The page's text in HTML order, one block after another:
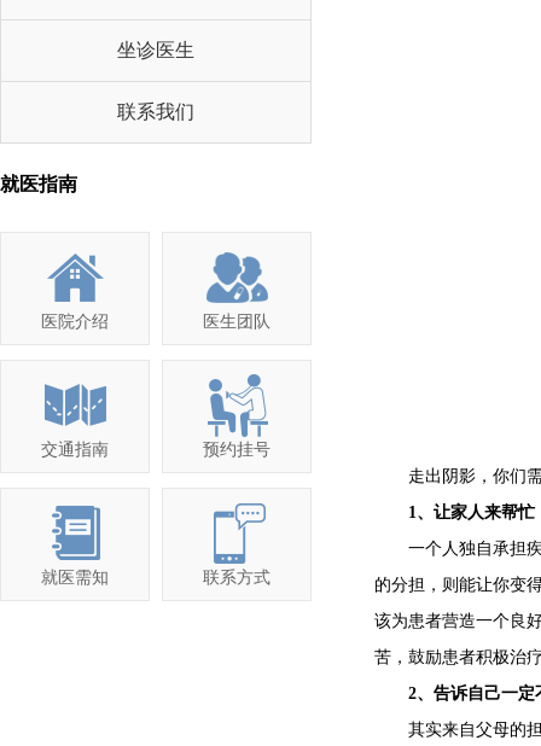
坐诊医生
联系我们
就医指南
医院介绍 医生团队
交通指南 预约挂号
就医需知 联系方式
走出阴影，你们需
1、让家人来帮忙
一个人独自承担疾
的分担，则能让你变
该为患者营造一个良
苦，鼓励患者积极治
2、告诉自己一定
其实来自父母的担